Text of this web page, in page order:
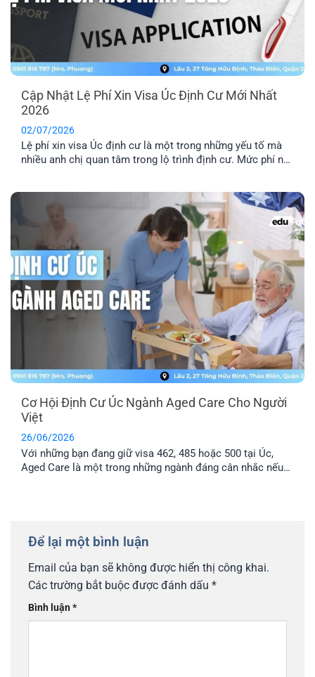
Cập Nhật Lệ Phí Xin Visa Úc Định Cư Mới Nhất
2026
02/07/2026
Lệ phí xin visa Úc định cư là một trong những yếu tố mà
nhiều anh chị quan tâm trong lộ trình định cư. Mức phí này
Cơ Hội Định Cư Úc Ngành Aged Care Cho Người
Việt
26/06/2026
Với những bạn đang giữ visa 462, 485 hoặc 500 tại Úc,
Aged Care là một trong những ngành đáng cân nhắc nếu
Để lại một bình luận
Email của bạn sẽ không được hiển thị công khai.
Các trường bắt buộc được đánh dấu *
Bình luận*